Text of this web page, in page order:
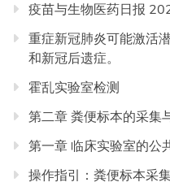
疫苗与生物医药日报
重症新冠肺炎可能激活
和新冠后遗症。
霍乱实验室检测
第二章 粪便标本的采集
第一章 临床实验室的公
操作指引：粪便标本采